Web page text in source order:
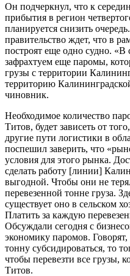
Он подчеркнул, что к
прибытия в регион
планируется снизить
правительство ждет, что в
построят еще одно судно.
зафрахтуем еще паромы,
грузы с территории
территорию
чиновник.
Необходимое количество
Титов, будет зависеть от
другие пути логистики в
поспешил заверить, что
условия для этого рынка.
сделать работу [линии]
выгодной. Чтобы они не
перевезенной тонне груза.
существует оно в сельском
Платить за каждую
Обсуждали сегодня с
экономику паромов. Говорят,
тонну субсидироваться, то
чтобы перевезти все грузы,
Титов.